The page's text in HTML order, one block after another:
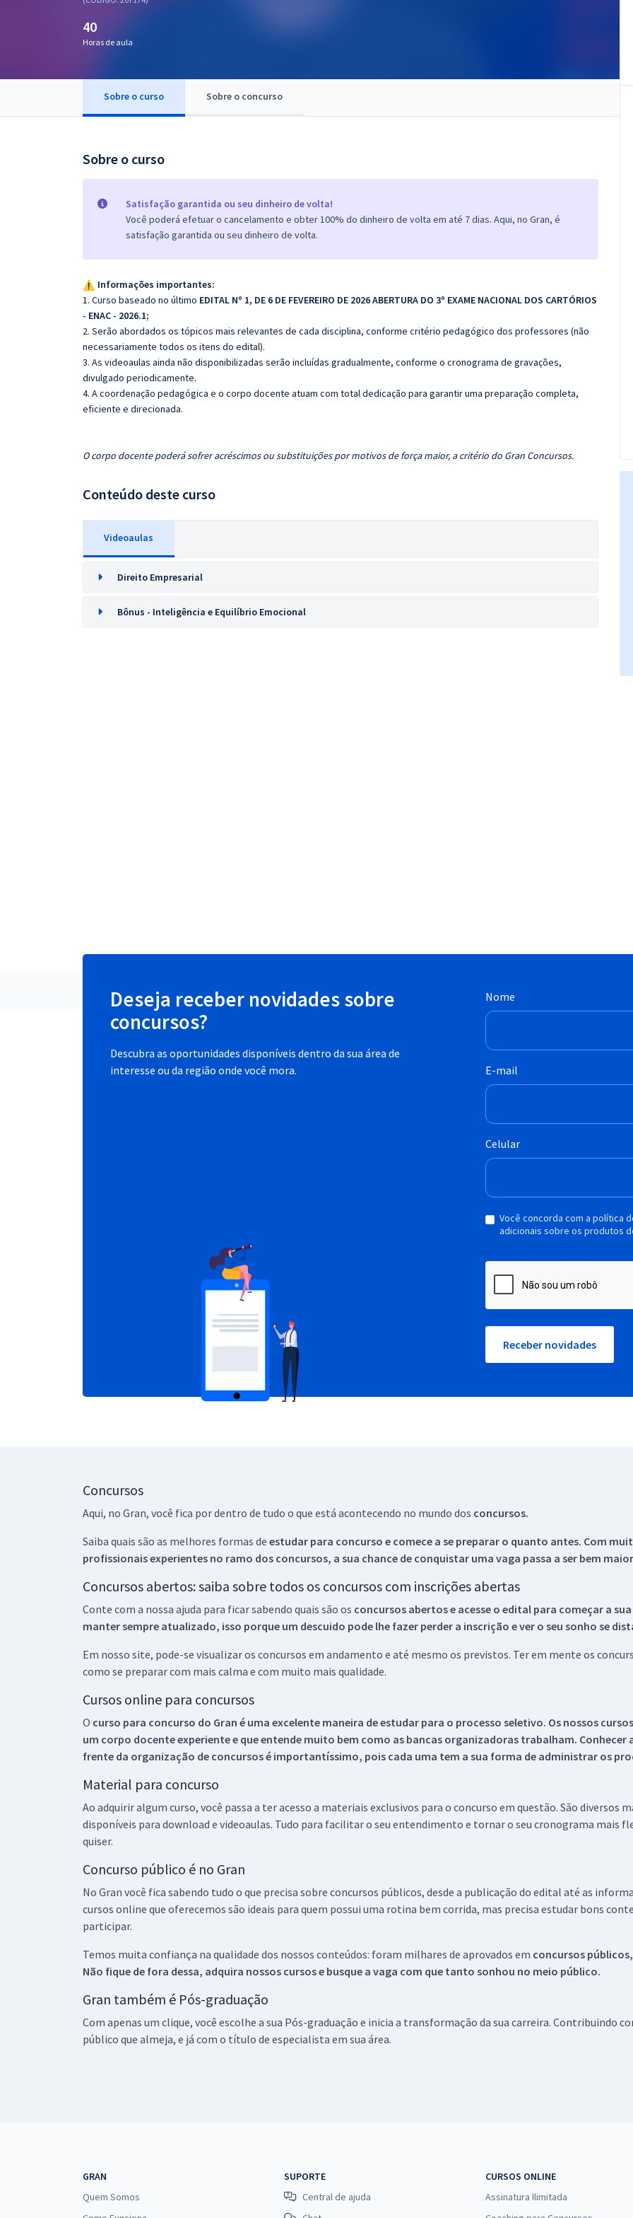
OAB
40
Horas de aula
Sobre o curso Sobre o concurso
Sobre o curso
Satisfação garantida ou seu dinheiro de volta!
Você poderá efetuar o cancelamento e obter 100% do dinheiro de volta em até 7 dias. Aqui, no Gran, é
satisfação garantida ou seu dinheiro de volta.
Informações importantes:
1. Curso baseado no último EDITAL Nº 1, DE 6 DE FEVEREIRO DE 2026 ABERTURA DO 3º EXAME NACIONAL DOS CARTÓRIOS
- ENAC - 2026.1;
2. Serão abordados os tópicos mais relevantes de cada disciplina, conforme critério pedagógico dos professores (não
necessariamente todos os itens do edital).
3. As videoaulas ainda não disponibilizadas serão incluídas gradualmente, conforme o cronograma de gravações,
divulgado periodicamente.
4. A coordenação pedagógica e o corpo docente atuam com total dedicação para garantir uma preparação completa,
eficiente e direcionada.
O corpo docente poderá sofrer acréscimos ou substituições por motivos de força maior, a critério do Gran Concursos.
Conteúdo deste curso
Videoaulas
Direito Empresarial
Bônus - Inteligência e Equilíbrio Emocional
Deseja receber novidades sobre
concursos?
Descubra as oportunidades disponíveis dentro da sua área de
interesse ou da região onde você mora.
Nome
E-mail
Celular
Você concorda com a política
adicionais sobre os produtos
Receber novidades
Concursos
Aqui, no Gran, você fica por dentro de tudo o que está acontecendo no mundo dos concursos.
Saiba quais são as melhores formas de estudar para concurso e comece a se preparar o quanto antes. Com
profissionais experientes no ramo dos concursos, a sua chance de conquistar uma vaga passa a ser bem
Concursos abertos: saiba sobre todos os concursos com inscrições abertas
Conte com a nossa ajuda para ficar sabendo quais são os concursos abertos e acesse o edital para começar a
manter sempre atualizado, isso porque um descuido pode lhe fazer perder a inscrição e ver o seu sonho se
Em nosso site, pode-se visualizar os concursos em andamento e até mesmo os previstos. Ter em mente os
como se preparar com mais calma e com muito mais qualidade.
Cursos online para concursos
O curso para concurso do Gran é uma excelente maneira de estudar para o processo seletivo. Os nossos
um corpo docente experiente e que entende muito bem como as bancas organizadoras trabalham.
frente da organização de concursos é importantíssimo, pois cada uma tem a sua forma de administrar os
Material para concurso
Ao adquirir algum curso, você passa a ter acesso a materiais exclusivos para o concurso em questão. São
disponíveis para download e videoaulas. Tudo para facilitar o seu entendimento e tornar o seu cronograma mais
quiser.
Concurso público é no Gran
No Gran você fica sabendo tudo o que precisa sobre concursos públicos, desde a publicação do edital até as
cursos online que oferecemos são ideais para quem possui uma rotina bem corrida, mas precisa estudar bons
participar.
Temos muita confiança na qualidade dos nossos conteúdos: foram milhares de aprovados em concursos
Não fique de fora dessa, adquira nossos cursos e busque a vaga com que tanto sonhou no meio público.
Gran também é Pós-graduação
Com apenas um clique, você escolhe a sua Pós-graduação e inicia a transformação da sua carreira. Contribuindo
público que almeja, e já com o título de especialista em sua área.
GRAN
Quem Somos
SUPORTE
Central de ajuda
CURSOS ONLINE
Assinatura Ilimitada